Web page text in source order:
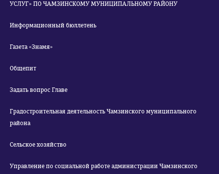
УСЛУГ» ПО ЧАМЗИНСКОМУ МУНИЦИПАЛЬНОМУ РАЙОНУ
Информационный бюллетень
Газета «Знамя»
Общепит
Задать вопрос Главе
Градостроительная деятельность Чамзинского муниципального
района
Сельское хозяйство
Управление по социальной работе администрации Чамзинского